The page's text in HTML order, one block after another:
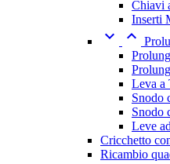
Chiavi
Inserti
 
Leva a
Snodo
Snodo
Leve
Cricchetto
Ricambio